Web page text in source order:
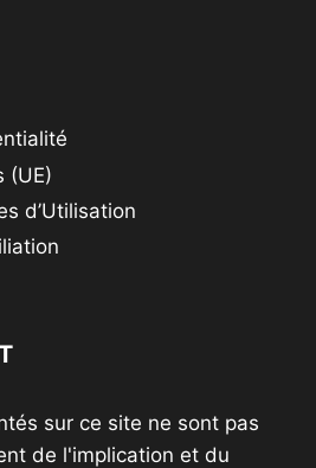
(UE)
d’Utilisation
sur ce site ne sont pas
de l'implication et du